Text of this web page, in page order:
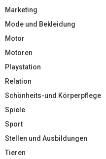
Marketing
Mode und Bekleidung
Motor
Motoren
Playstation
Relation
Schönheits-und Körperpflege
Spiele
Sport
Stellen und Ausbildungen
Tieren